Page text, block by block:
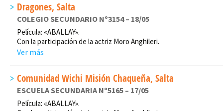
Dragones, Salta
COLEGIO SECUNDARIO Nº3154 – 18/05
Película: «ABALLAY».
Con la participación de la actriz Moro Anghileri.
Ver más
Comunidad Wichi Misión Chaqueña, Salta
ESCUELA SECUNDARIA Nº5165 – 17/05
Película: «ABALLAY».